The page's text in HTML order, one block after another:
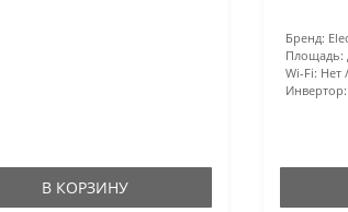
В КОРЗИНУ
Бренд:
Площадь:
Wi-Fi: Нет
Инвертор: